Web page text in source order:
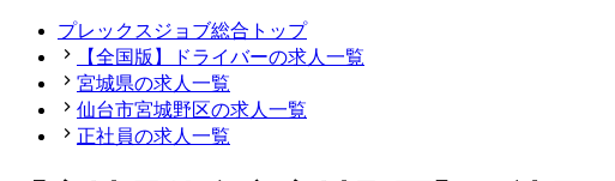
プレックスジョブ総合トップ
【全国版】ドライバーの求人一覧
宮城県の求人一覧
仙台市宮城野区の求人一覧
正社員の求人一覧